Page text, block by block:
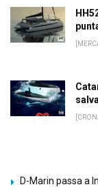
D-Marin passa a